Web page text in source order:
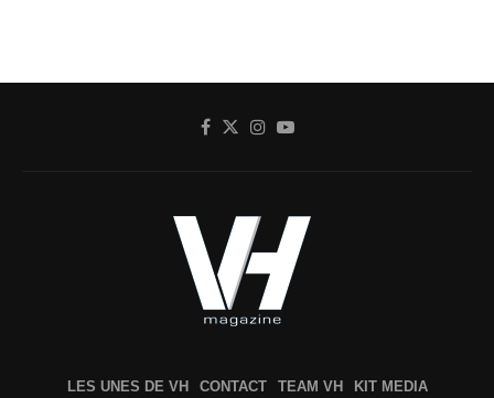
LES UNES DE VH CONTACT TEAM VH KIT MEDIA